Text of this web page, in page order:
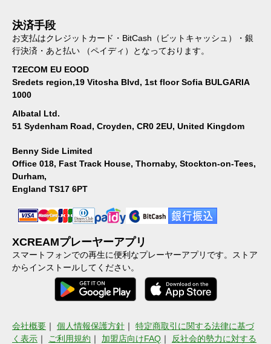
決済手段
お支払はクレジットカード・BitCash（ビットキャッシュ）・銀
行決済・あと払い （ペイディ）となっております。
T2ECOM EU EOOD
Sredets region,19 Vitosha Blvd, 1st floor Sofia BULGARIA
1000
Albatal Ltd.
51 Sydenham Road, Croyden, CR0 2EU, United Kingdom
Benny Side Limited
Office 018, Fast Track House, Thornaby, Stockton-on-Tees,
Durham,
England TS17 6PT
XCREAMプレーヤーアプリ
スマートフォンでの再生に便利なプレーヤーアプリです。ストア
からインストールしてください。
会社概要 ｜ 個人情報保護方針 ｜ 特定商取引に関する法律に基づ
く表示 ｜ ご利用規約 ｜ 加盟店向けFAQ ｜ 反社会的勢力に対する